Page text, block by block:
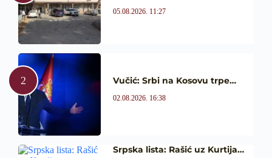
05.08.2026. 11:27
Vučić: Srbi na Kosovu trpe…
02.08.2026. 16:38
Srpska lista: Rašić uz Kurtija…